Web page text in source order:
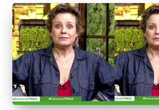
n
a
🔥
R
e
al
redes
-
lacvc.com
-